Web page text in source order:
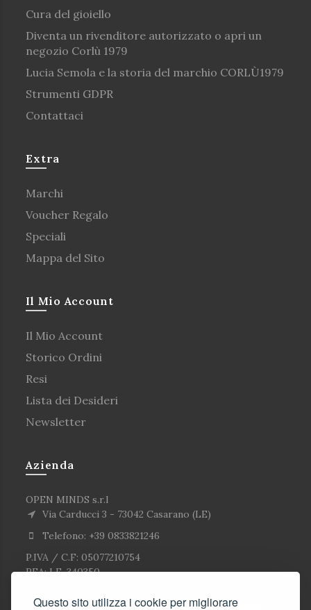
Questo sito utilizza i cookie per migliorare
Cura del gioiello
Diventa un rivenditore autorizzato o apri un
negozio Corlù 1979
Lucia Semola e la storia del marchio CORLÙ1979
Strumenti GDPR
Contattaci
Extra
Marchi
Voucher Regalo
Speciali
Mappa del Sito
Il Mio Account
Il Mio Account
Storico Ordini
Resi
Lista dei Desideri
Newsletter
Azienda
OPEN MINDS s.r.l
Via Carducci 3 - 73042 Casarano (LE)
Telefono: +39 0833821246
P.IVA / C.F: 05077210754
REA: LE-340350